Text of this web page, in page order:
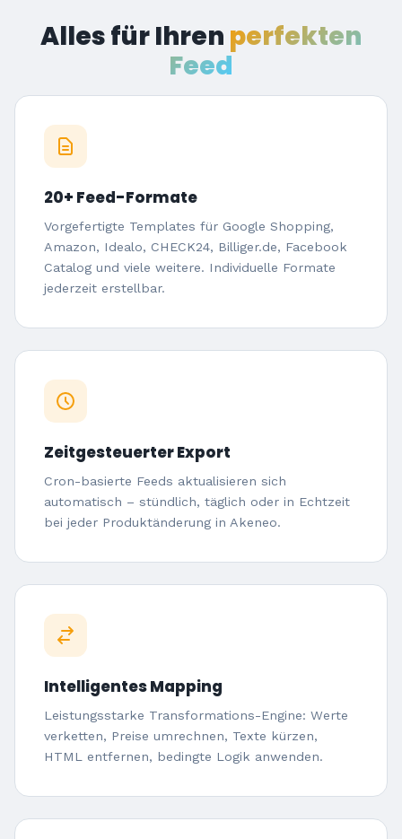
Alles für Ihren perfekten
Feed
20+ Feed-Formate
Vorgefertigte Templates für Google Shopping,
Amazon, Idealo, CHECK24, Billiger.de, Facebook
Catalog und viele weitere. Individuelle Formate
jederzeit erstellbar.
Zeitgesteuerter Export
Cron-basierte Feeds aktualisieren sich
automatisch – stündlich, täglich oder in Echtzeit
bei jeder Produktänderung in Akeneo.
Intelligentes Mapping
Leistungsstarke Transformations-Engine: Werte
verketten, Preise umrechnen, Texte kürzen,
HTML entfernen, bedingte Logik anwenden.